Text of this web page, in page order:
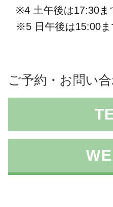
※4 土午後は17:30ま
※5 日午後は15:00ま
ご予約・お問い